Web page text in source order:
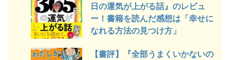
日の運気が上がる話』のレビュ
ー！書籍を読んだ感想は「幸せに
なれる方法の見つけ方」
【書評】『全部うまくいかないの